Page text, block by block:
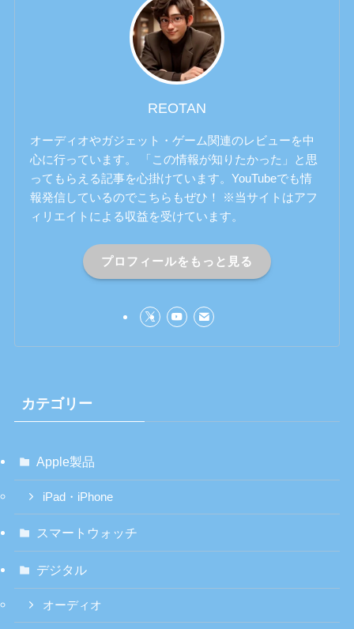
REOTAN
オーディオやガジェット・ゲーム関連のレビューを中
心に行っています。 「この情報が知りたかった」と思
ってもらえる記事を心掛けています。YouTubeでも情
報発信しているのでこちらもぜひ！ ※当サイトはアフ
ィリエイトによる収益を受けています。
プロフィールをもっと見る
カテゴリー
Apple製品
iPad・iPhone
スマートウォッチ
デジタル
オーディオ